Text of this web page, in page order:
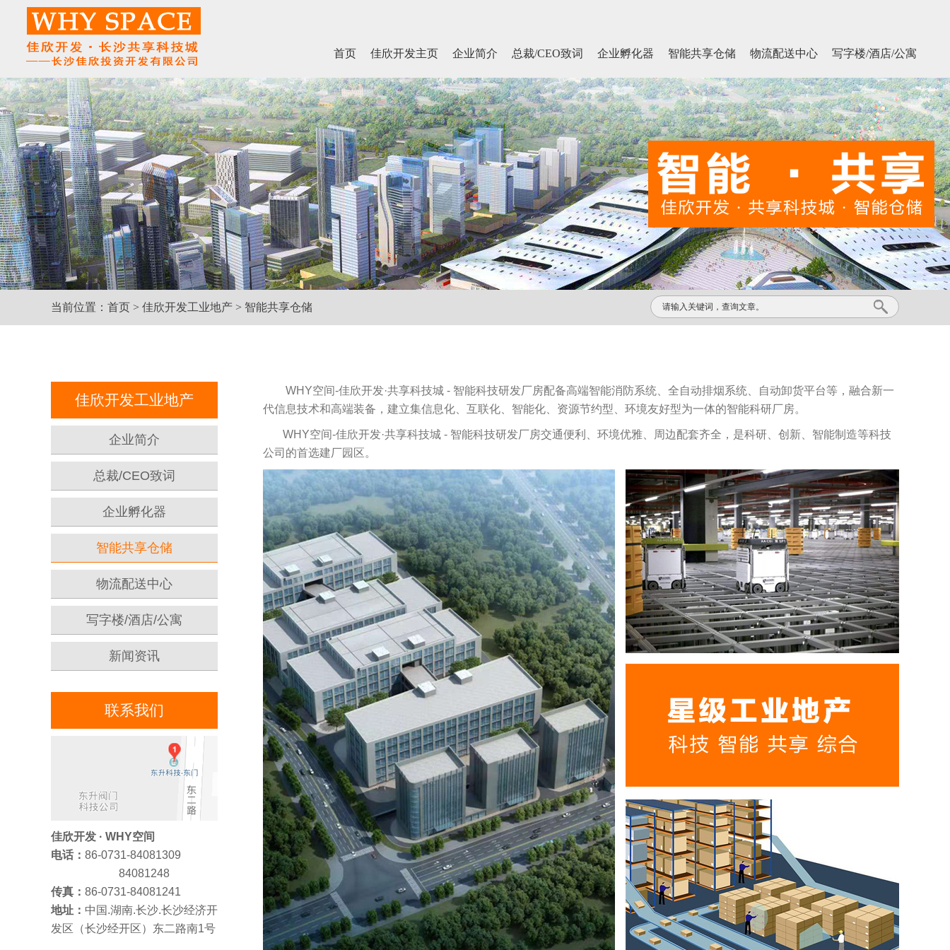
首页 佳欣开发主页 企业简介 总裁/CEO致词 企业孵化器 智能共享仓储 物流配送中心 写字楼/酒店/公寓
当前位置： 首页 > 佳欣开发工业地产 > 智能共享仓储
佳欣开发工业地产
企业简介
总裁/CEO致词
企业孵化器
智能共享仓储
物流配送中心
写字楼/酒店/公寓
新闻资讯
联系我们
佳欣开发 · WHY空间
电话： 86-0731-84081309
84081248
传真： 86-0731-84081241
地址： 中国.湖南.长沙.长沙经济开
发区（长沙经开区）东二路南1号
WHY空间-佳欣开发·共享科技城 - 智能科技研发厂房配备高端智能消防系统、全自动排烟系统、自动卸货平台等，融合新一
代信息技术和高端装备，建立集信息化、互联化、智能化、资源节约型、环境友好型为一体的智能科研厂房。
WHY空间-佳欣开发·共享科技城 - 智能科技研发厂房交通便利、环境优雅、周边配套齐全，是科研、创新、智能制造等科技
公司的首选建厂园区。